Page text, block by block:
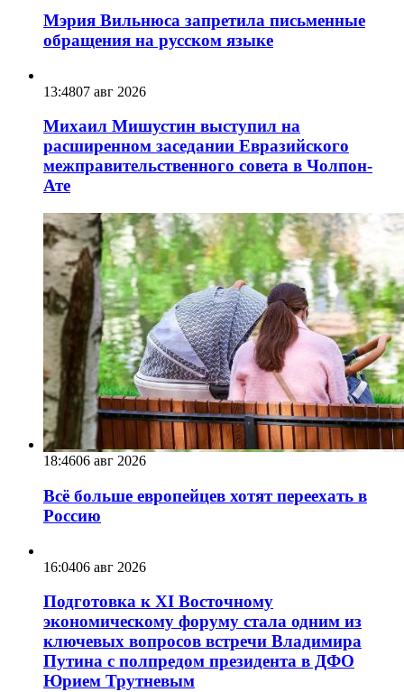
Мэрия Вильнюса запретила письменные
обращения на русском языке
13:4807 авг 2026
Михаил Мишустин выступил на
расширенном заседании Евразийского
межправительственного совета в Чолпон-
Ате
18:4606 авг 2026
Всё больше европейцев хотят переехать в
Россию
16:0406 авг 2026
Подготовка к XI Восточному
экономическому форуму стала одним из
ключевых вопросов встречи Владимира
Путина с полпредом президента в ДФО
Юрием Трутневым